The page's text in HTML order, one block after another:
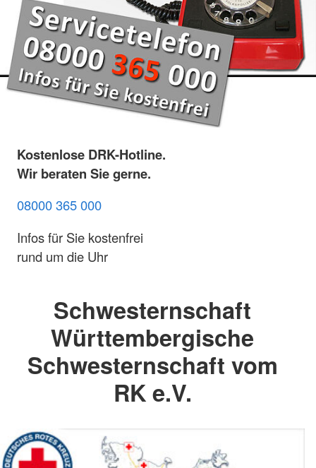
Kostenlose DRK-Hotline.
Wir beraten Sie gerne.
08000 365 000
Infos für Sie kostenfrei
rund um die Uhr
Schwesternschaft
Württembergische
Schwesternschaft vom
RK e.V.